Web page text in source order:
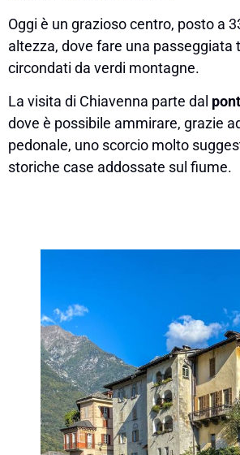
Oggi è un grazioso centro, posto a
altezza, dove fare una passeggiata
circondati da verdi montagne.
La visita di Chiavenna parte dal
dove è possibile ammirare, grazie
pedonale, uno scorcio molto
storiche case addossate sul fiume.